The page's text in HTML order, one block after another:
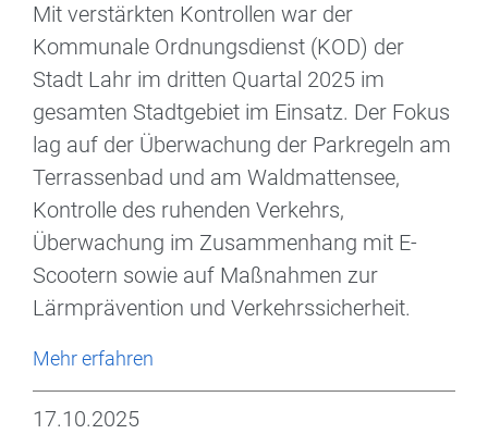
Mit verstärkten Kontrollen war der
Kommunale Ordnungsdienst (KOD) der
Stadt Lahr im dritten Quartal 2025 im
gesamten Stadtgebiet im Einsatz. Der Fokus
lag auf der Überwachung der Parkregeln am
Terrassenbad und am Waldmattensee,
Kontrolle des ruhenden Verkehrs,
Überwachung im Zusammenhang mit E-
Scootern sowie auf Maßnahmen zur
Lärmprävention und Verkehrssicherheit.
Mehr erfahren
17.10.2025